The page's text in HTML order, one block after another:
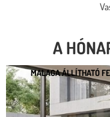
A
MALAGA ÁLLÍTHATÓ
MALAGA